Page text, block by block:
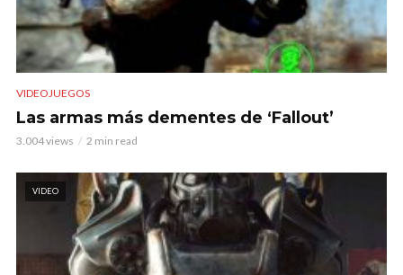
VIDEOJUEGOS
Las armas más dementes de ‘Fallout’
3.004 views 2 min read
VIDEO